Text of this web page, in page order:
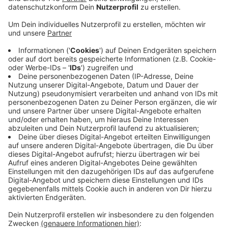
Witten: Auch die Universität Witten/ Herdecke hat
wegen der Corona-Pandemie virtuell gelehrt. Das hat
gut funktioniert, wie eine Untersuchung des Centrums
für Hochschulentwicklung zeigt. Befragt wurden dafür
Studierende der Fakultät für Wirtschaft und
Gesellschaft.
Die Privatuni schneidet dabei sehr gut ab - etwa beim
digitalen Lehrkonzept, dem Austausch untereinander
oder der Erreichbarkeit der Dozenten und der
Univerwaltung.
Im gerade begonnenen Wintersemester finden viele
Lehrveranstaltungen wieder im Universitätsgebäude
statt, allerdings ergänzt um digitale Lehrformate.